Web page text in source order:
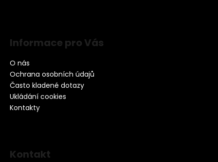
Informace pro Vás
O nás
Ochrana osobních údajů
Často kladené dotazy
Ukládání cookies
Kontakty
Kontakt